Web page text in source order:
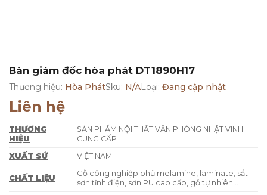
Bàn giám đốc hòa phát DT1890H17
Thương hiệu: Hòa PhátSku: N/ALoại: Đang cập nhật
Liên hệ
THƯƠNG
HIỆU
:
SẢN PHẨM NỘI THẤT VĂN PHÒNG NHẬT VINH
CUNG CẤP
XUẤT SỨ
: VIỆT NAM
CHẤT LIỆU :
Gỗ công nghiệp phủ melamine, laminate, sắt
sơn tĩnh điện, sơn PU cao cấp, gỗ tự nhiên…